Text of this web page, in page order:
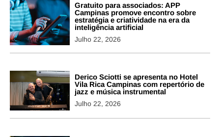
Gratuito para associados: APP
Campinas promove encontro sobre
estratégia e criatividade na era da
inteligência artificial
Julho 22, 2026
Derico Sciotti se apresenta no Hotel
Vila Rica Campinas com repertório de
jazz e música instrumental
Julho 22, 2026